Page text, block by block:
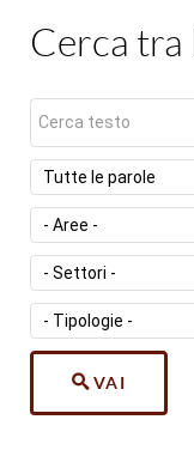
Cerca tra
VAI